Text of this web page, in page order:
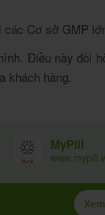
Cơ sở GMP
Điều này đòi
khách hàng.
MyPill